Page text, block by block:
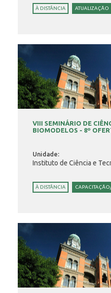
À DISTÂNCIA ATUALIZAÇÃO
VIII SEMINÁRIO DE
BIOMODELOS - 8º
Unidade:
Instituto de Ciência e
À DISTÂNCIA